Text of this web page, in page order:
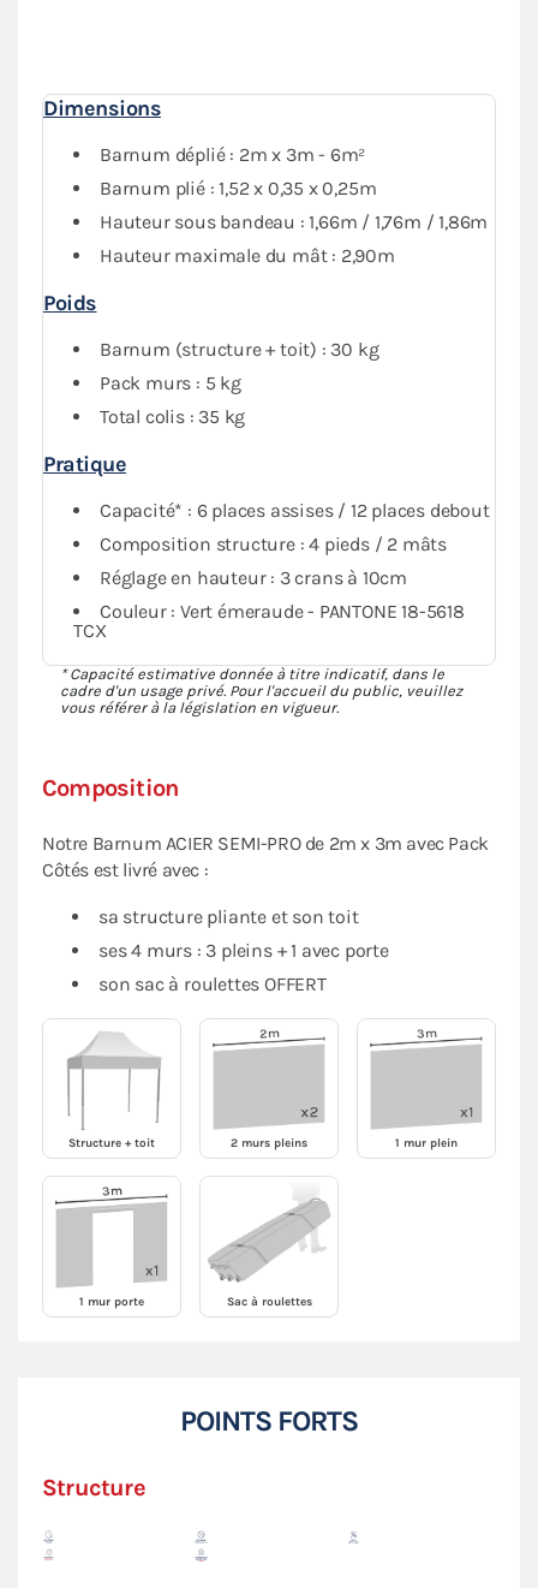
Composition
Notre Barnum ACIER SEMI-PRO de 2m x 3m avec Pack
Côtés est livré avec :
sa structure pliante et son toit
ses 4 murs : 3 pleins + 1 avec porte
son sac à roulettes OFFERT
Structure + toit 2 murs pleins 1 mur plein
1 mur porte Sac à roulettes
Dimensions
Barnum déplié : 2m x 3m - 6m²
Barnum plié : 1,52 x 0,35 x 0,25m
Hauteur sous bandeau : 1,66m / 1,76m / 1,86m
Hauteur maximale du mât : 2,90m
Poids
Barnum (structure + toit) : 30 kg
Pack murs : 5 kg
Total colis : 35 kg
Pratique
Capacité* : 6 places assises / 12 places debout
Composition structure : 4 pieds / 2 mâts
Réglage en hauteur : 3 crans à 10cm
Couleur : Vert émeraude - PANTONE 18-5618
TCX
* Capacité estimative donnée à titre indicatif, dans le
cadre d'un usage privé. Pour l'accueil du public, veuillez
vous référer à la législation en vigueur.
POINTS FORTS
Structure